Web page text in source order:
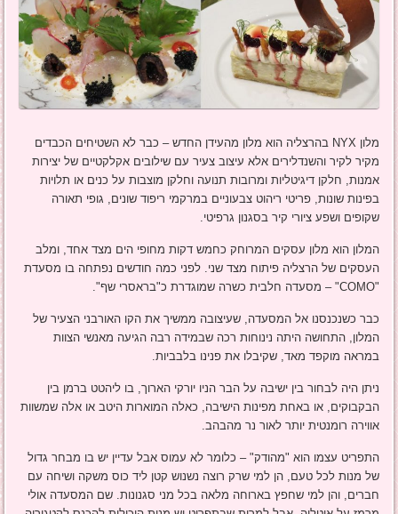
מלון NYX בהרצליה הוא מלון מהעידן החדש – כבר לא השטיחים הכבדים
מקיר לקיר והשנדלירים אלא עיצוב צעיר עם שילובים אקלקטיים של יצירות
אמנות, חלקן דיגיטליות ומרובות תנועה וחלקן מוצבות על כנים או תלויות
בפינות שונות, פריטי ריהוט צבעוניים במרקמי ריפוד שונים, גופי תאורה
שקופים ושפע ציורי קיר בסגנון גרפיטי.
המלון הוא מלון עסקים המרוחק כחמש דקות מחופי הים מצד אחד, ומלב
העסקים של הרצליה פיתוח מצד שני. לפני כמה חודשים נפתחה בו מסעדת
"COMO" – מסעדה חלבית כשרה שמוגדרת כ"בראסרי שף".
כבר כשנכנסנו אל המסעדה, שעיצובה ממשיך את הקו האורבני הצעיר של
המלון, התחושה היתה נינוחות רכה שבמידה רבה הגיעה מאנשי הצוות
במראה מוקפד מאד, שקיבלו את פנינו בלבביות.
ניתן היה לבחור בין ישיבה על הבר הניו יורקי הארוך, בו ליהטט ברמן בין
הבקבוקים, או באחת מפינות הישיבה, כאלה המוארות היטב או אלה שמשוות
אווירה רומנטית יותר לאור נר מהבהב.
התפריט עצמו הוא "מהודק" – כלומר לא עמוס אבל עדיין יש בו מבחר גדול
של מנות לכל טעם, הן למי שרק רוצה נשנוש קטן ליד כוס משקה ושיחה עם
חברים, והן למי שחפץ בארוחה מלאה בכל מני סגנונות. שם המסעדה אולי